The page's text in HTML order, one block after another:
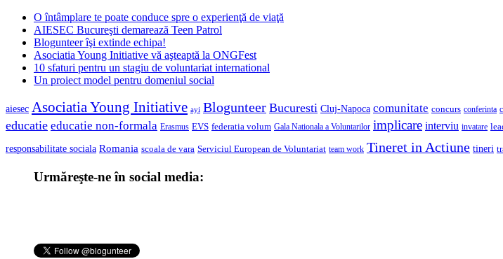
O întâmplare te poate conduce spre o experienţă de viaţă
AIESEC Bucureşti demarează Teen Patrol
Blogunteer îşi extinde echipa!
Asociatia Young Initiative vă aşteaptă la ONGFest
10 sfaturi pentru un stagiu de voluntariat international
Un proiect model pentru domeniul social
aiesec Asociatia Young Initiative ayi Blogunteer Bucuresti Cluj-Napoca comunitate concurs conferinta
educatie educatie non-formala Erasmus EVS federatia volum Gala Nationala a Voluntarilor implicare interviu invatare
responsabilitate sociala Romania scoala de vara Serviciul European de Voluntariat team work Tineret in Actiune tineri
Urmăreşte-ne în social media: